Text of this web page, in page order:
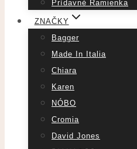
Prídavné Ramienka
ZNAČKY
Bagger
Made In Italia
Chiara
Karen
NÓBO
Cromia
David Jones